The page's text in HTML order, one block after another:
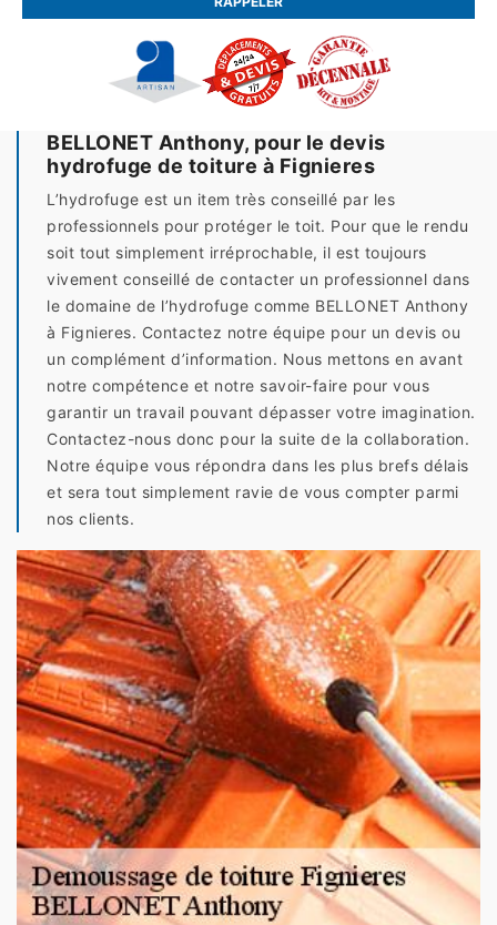
BELLONET Anthony, pour le devis
hydrofuge de toiture à Fignieres
L’hydrofuge est un item très conseillé par les
professionnels pour protéger le toit. Pour que le rendu
soit tout simplement irréprochable, il est toujours
vivement conseillé de contacter un professionnel dans
le domaine de l’hydrofuge comme BELLONET Anthony
à Fignieres. Contactez notre équipe pour un devis ou
un complément d’information. Nous mettons en avant
notre compétence et notre savoir-faire pour vous
garantir un travail pouvant dépasser votre imagination.
Contactez-nous donc pour la suite de la collaboration.
Notre équipe vous répondra dans les plus brefs délais
et sera tout simplement ravie de vous compter parmi
nos clients.